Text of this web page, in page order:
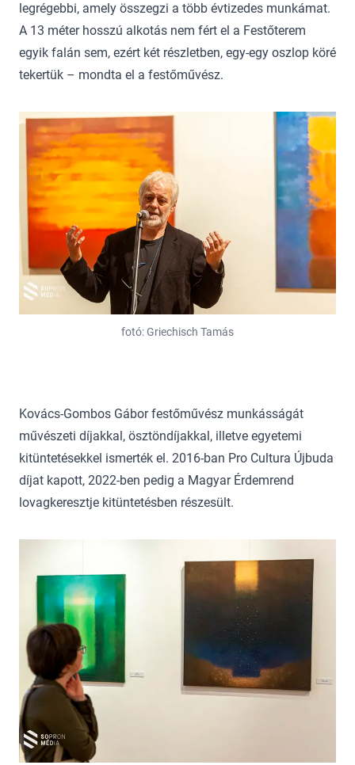
legrégebbi, amely összegzi a több évtizedes munkámat.
A 13 méter hosszú alkotás nem fért el a Festőterem
egyik falán sem, ezért két részletben, egy-egy oszlop köré
tekertük – mondta el a festőművész.
fotó: Griechisch Tamás
Kovács-Gombos Gábor festőművész munkásságát
művészeti díjakkal, ösztöndíjakkal, illetve egyetemi
kitüntetésekkel ismerték el. 2016-ban Pro Cultura Újbuda
díjat kapott, 2022-ben pedig a Magyar Érdemrend
lovagkeresztje kitüntetésben részesült.